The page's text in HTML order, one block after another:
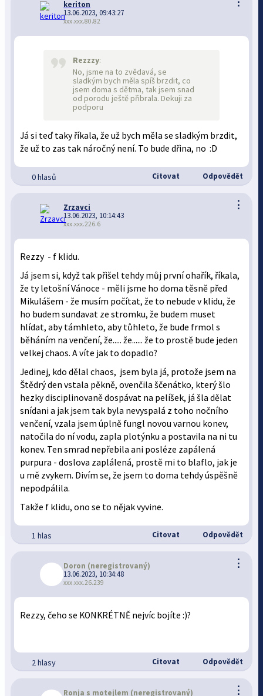
keriton
13.06.2023, 09:43:27
xxx.xxx.80.82
Rezzzy:
No, jsme na to zvědavá, se
sladkým bych měla spíš brzdit, co
jsem doma s dětma, tak jsem snad
od porodu ještě přibrala. Dekuji za
podporu
Já si teď taky říkala, že už bych měla se sladkým brzdit,
že už to zas tak náročný není. To bude dřina, no :D
0 hlasů Citovat Odpovědět
⋮
Zrzavci
13.06.2023, 10:14:43
xxx.xxx.226.6
Rezzy - f klidu.
Já jsem si, když tak přišel tehdy můj první ohařík, říkala,
že ty letošní Vánoce - měli jsme ho doma těsně před
Mikulášem - že musím počítat, že to nebude v klidu, že
ho budem sundavat ze stromku, že budem muset
hlídat, aby támhleto, aby tůhleto, že bude frmol s
běháním na venčení, že..... že...... že to prostě bude jeden
velkej chaos. A víte jak to dopadlo?
Jedinej, kdo dělal chaos, jsem byla já, protože jsem na
Štědrý den vstala pěkně, ovenčila ščenátko, který šlo
hezky disciplinovaně dospávat na pelíšek, já šla dělat
snídani a jak jsem tak byla nevyspalá z toho nočního
venčení, vzala jsem úplně fungl novou varnou konev,
natočila do ní vodu, zapla plotýnku a postavila na ni tu
konev. Ten smrad nepřebila ani posléze zapálená
purpura - doslova zaplálená, prostě mi to blaflo, jak je
u mě zvykem. Divím se, že jsem to doma tehdy úspěšně
nepodpálila.
Takže f klidu, ono se to nějak vyvine.
1 hlas Citovat Odpovědět
⋮
Doron (neregistrovaný)
13.06.2023, 10:34:48
xxx.xxx.26.239
Rezzy, čeho se KONKRÉTNĚ nejvíc bojíte :)?
2 hlasy Citovat Odpovědět
⋮
Ronja s motejlem (neregistrovaný)